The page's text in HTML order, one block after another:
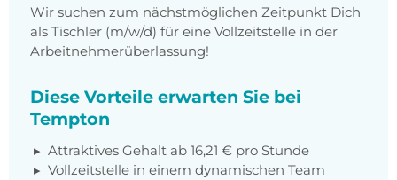
Wir suchen zum nächstmöglichen Zeitpunkt Dich
als Tischler (m/w/d) für eine Vollzeitstelle in der
Arbeitnehmerüberlassung!
Diese Vorteile erwarten Sie bei
Tempton
Attraktives Gehalt ab 16,21 € pro Stunde
Vollzeitstelle in einem dynamischen Team